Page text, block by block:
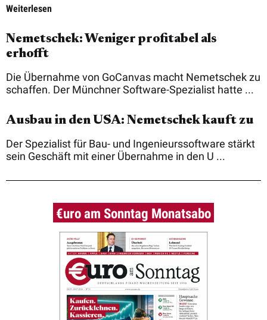
Weiterlesen
Nemetschek: Weniger profitabel als
erhofft
Die Übernahme von GoCanvas macht Nemetschek zu
schaffen. Der Münchner Software-Spezialist hatte ...
Ausbau in den USA: Nemetschek kauft zu
Der Spezialist für Bau- und Ingenieurssoftware stärkt
sein Geschäft mit einer Übernahme in den U ...
€uro am Sonntag Monatsabo